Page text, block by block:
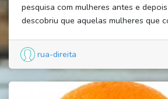
pesquisa com mulheres antes e
descobriu que aquelas mulheres que
rua-direita